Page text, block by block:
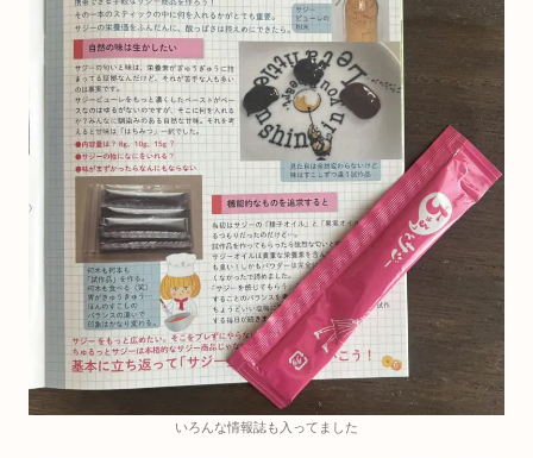
いろんな情報誌も入ってました